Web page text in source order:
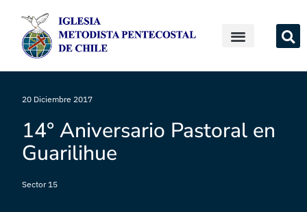
20 Diciembre 2017
14° Aniversario Pastoral en
Guarilihue
Sector 15